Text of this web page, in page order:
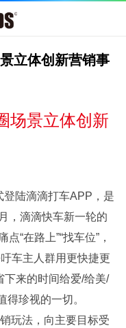
立体创新营销事
场景立体创新
陆滴滴打车APP，是
，滴滴快车新一轮的
“在路上”“找车位”，
车主人群用更快捷更
下来的时间给爱/给美/
得珍视的一切。
玩法，向主要目标受